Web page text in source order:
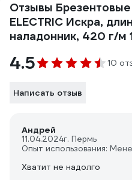
Отзывы
ELECTRIC Искра,
наладонник, 420 г/м
4.5 10
Написать отзыв
Андрей
11.04.2024г. Пермь
Опыт использования:
Хватит не надолго